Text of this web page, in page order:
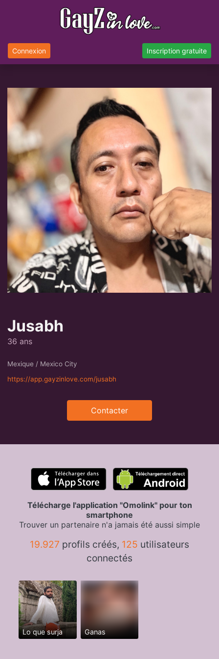
Connexion Inscription gratuite
Jusabh
36 ans
Mexique / Mexico City
https://app.gayzinlove.com/jusabh
Contacter
Télécharge l'application "Omolink" pour ton
smartphone
Trouver un partenaire n'a jamais été aussi simple
19.927 profils créés, 125 utilisateurs
connectés
Lo que surja Ganas